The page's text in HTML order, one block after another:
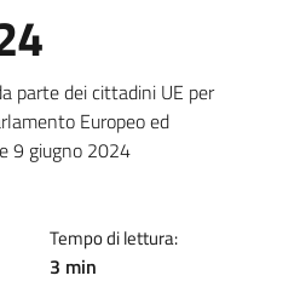
parte dei cittadini UE per
Europeo ed
9 giugno 2024
Tempo di lettura:
3 min